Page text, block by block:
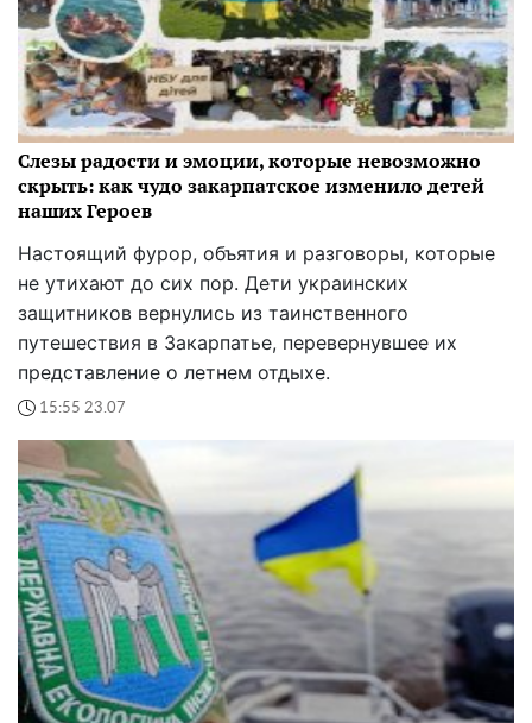
Слезы радости и эмоции, которые невозможно
скрыть: как чудо закарпатское изменило детей
наших Героев
Настоящий фурор, объятия и разговоры, которые
не утихают до сих пор. Дети украинских
защитников вернулись из таинственного
путешествия в Закарпатье, перевернувшее их
представление о летнем отдыхе.
15:55 23.07